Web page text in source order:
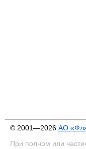
© 2001—2026 АО
При полном или